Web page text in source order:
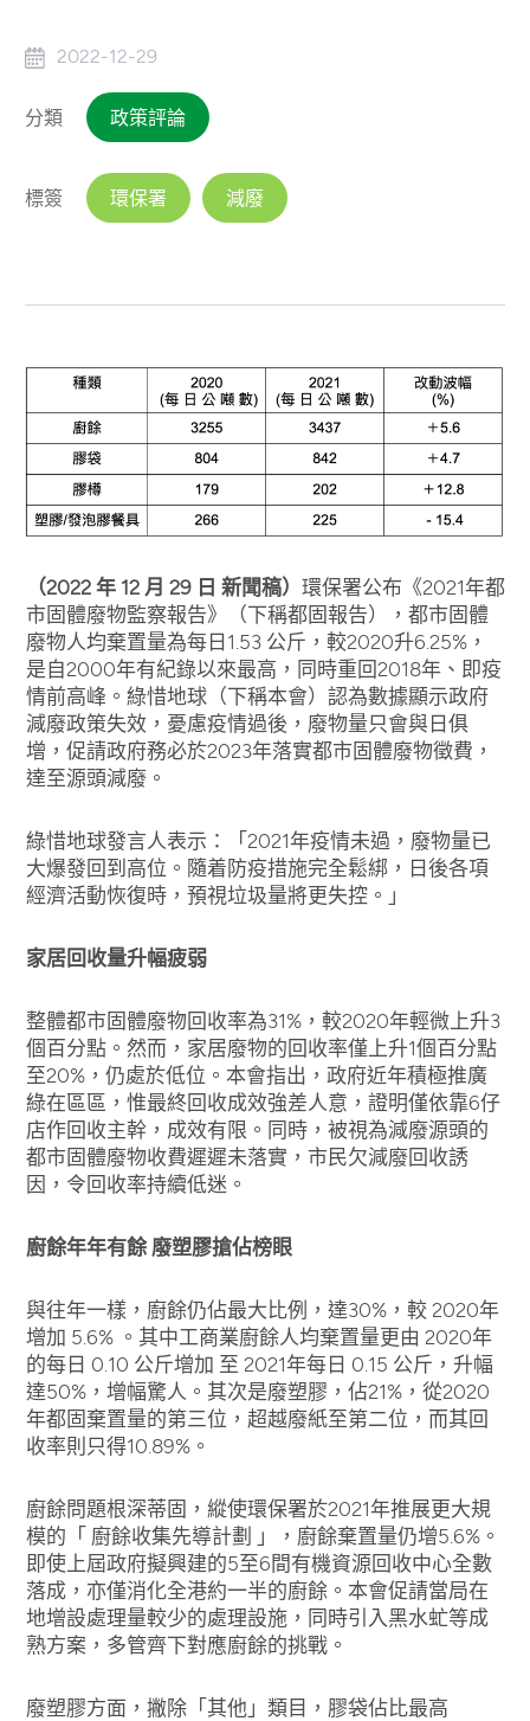
2022-12-29
分類 政策評論
標簽 環保署 減廢
（2022 年 12 月 29 日 新聞稿） 環保署公布《2021年都
市固體廢物監察報告》（下稱都固報告），都市固體
廢物人均棄置量為每日1.53 公斤，較2020升6.25%，
是自2000年有紀錄以來最高，同時重回2018年、即疫
情前高峰。綠惜地球（下稱本會）認為數據顯示政府
減廢政策失效，憂慮疫情過後，廢物量只會與日俱
增，促請政府務必於2023年落實都市固體廢物徵費，
達至源頭減廢。
綠惜地球發言人表示：「2021年疫情未過，廢物量已
大爆發回到高位。隨着防疫措施完全鬆綁，日後各項
經濟活動恢復時，預視垃圾量將更失控。」
家居回收量升幅疲弱
整體都市固體廢物回收率為31%，較2020年輕微上升3
個百分點。然而，家居廢物的回收率僅上升1個百分點
至20%，仍處於低位。本會指出，政府近年積極推廣
綠在區區，惟最終回收成效強差人意，證明僅依靠6仔
店作回收主幹，成效有限。同時，被視為減廢源頭的
都市固體廢物收費遲遲未落實，市民欠減廢回收誘
因，令回收率持續低迷。
廚餘年年有餘 廢塑膠搶佔榜眼
與往年一樣，廚餘仍佔最大比例，達30%，較 2020年
增加 5.6% 。其中工商業廚餘人均棄置量更由 2020年
的每日 0.10 公斤增加 至 2021年每日 0.15 公斤，升幅
達50%，增幅驚人。其次是廢塑膠，佔21%，從2020
年都固棄置量的第三位，超越廢紙至第二位，而其回
收率則只得10.89%。
廚餘問題根深蒂固，縱使環保署於2021年推展更大規
模的「 廚餘收集先導計劃 」，廚餘棄置量仍增5.6%。
即使上屆政府擬興建的5至6間有機資源回收中心全數
落成，亦僅消化全港約一半的廚餘。本會促請當局在
地增設處理量較少的處理設施，同時引入黑水虻等成
熟方案，多管齊下對應廚餘的挑戰。
廢塑膠方面，撇除「其他」類目，膠袋佔比最高